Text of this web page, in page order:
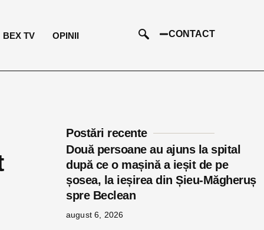
BEX TV OPINII CONTACT
Postări recente
Două persoane au ajuns la spital
după ce o mașină a ieșit de pe
șosea, la ieșirea din Șieu-Măgheruș
spre Beclean
august 6, 2026